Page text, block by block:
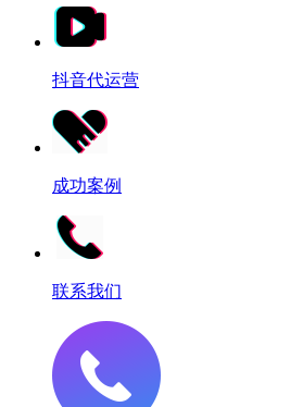
抖音代运营
成功案例
联系我们